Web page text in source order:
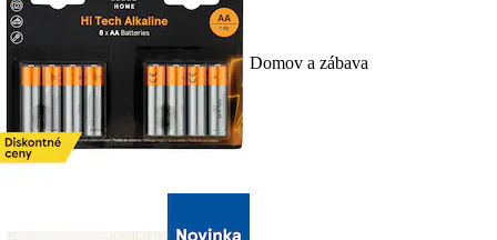
Domov a zábava